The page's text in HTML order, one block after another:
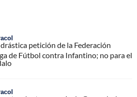
drástica petición de la Federación
de Fútbol contra Infantino; no para el